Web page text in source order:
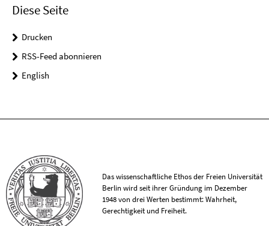
Diese Seite
Drucken
RSS-Feed abonnieren
English
Das wissenschaftliche Ethos der Freien Universität
Berlin wird seit ihrer Gründung im Dezember
1948 von drei Werten bestimmt: Wahrheit,
Gerechtigkeit und Freiheit.